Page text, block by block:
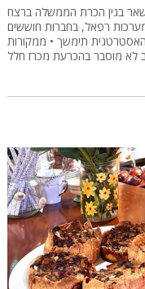
בגין הכרת הממשלה ברצח
רפאל, בחברות חוששים
תימשך • ממקורות
לא מוסבר בהכרעת מכרז חלל